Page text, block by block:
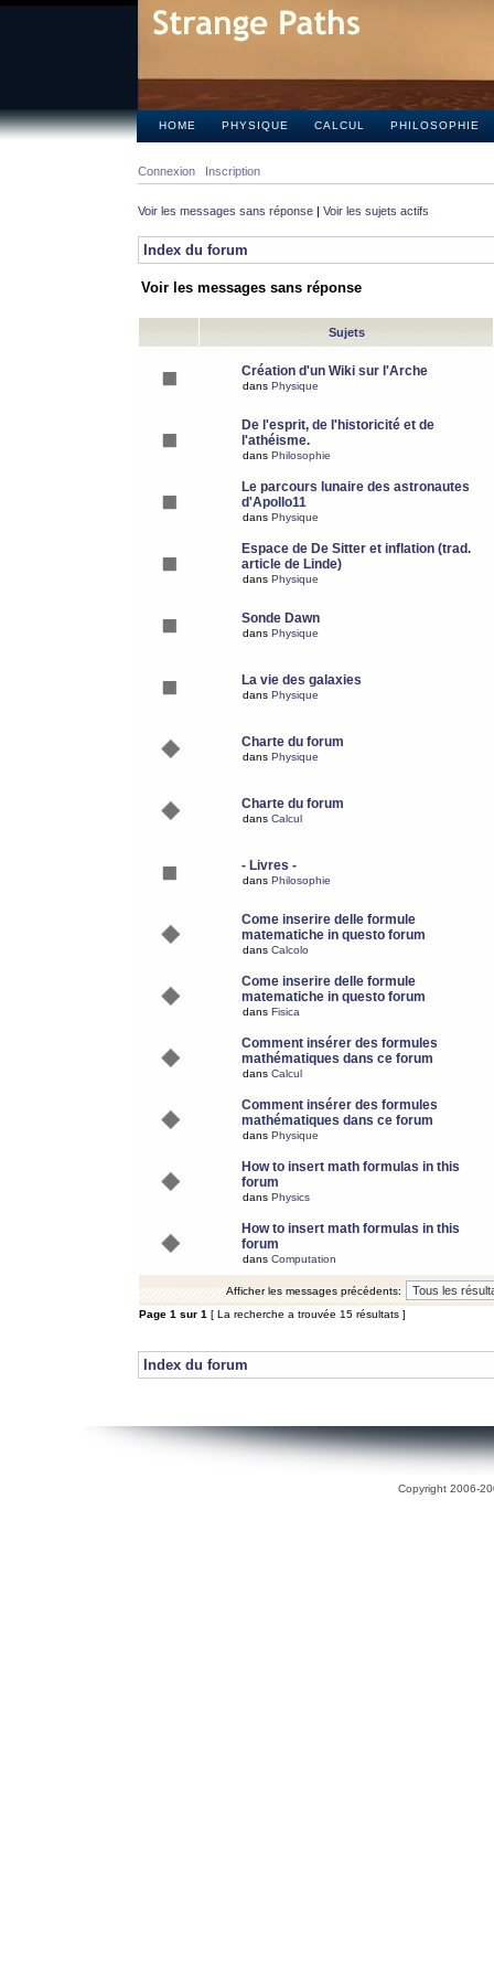
HOME PHYSIQUE CALCUL PHILOSOPHIE
Connexion Inscription
Voir les messages sans réponse | Voir les sujets actifs
Index du forum
Voir les messages sans réponse
Sujets
Création d'un Wiki sur l'Arche
dans Physique
De l'esprit, de l'historicité et de
l'athéisme.
dans Philosophie
Le parcours lunaire des astronautes
d'Apollo11
dans Physique
Espace de De Sitter et inflation (trad.
article de Linde)
dans Physique
Sonde Dawn
dans Physique
La vie des galaxies
dans Physique
Charte du forum
dans Physique
Charte du forum
dans Calcul
- Livres -
dans Philosophie
Come inserire delle formule
matematiche in questo forum
dans Calcolo
Come inserire delle formule
matematiche in questo forum
dans Fisica
Comment insérer des formules
mathématiques dans ce forum
dans Calcul
Comment insérer des formules
mathématiques dans ce forum
dans Physique
How to insert math formulas in this
forum
dans Physics
How to insert math formulas in this
forum
dans Computation
Afficher les messages précédents:
Page 1 sur 1 [ La recherche a trouvée 15 résultats ]
Index du forum
Copyright 2006-